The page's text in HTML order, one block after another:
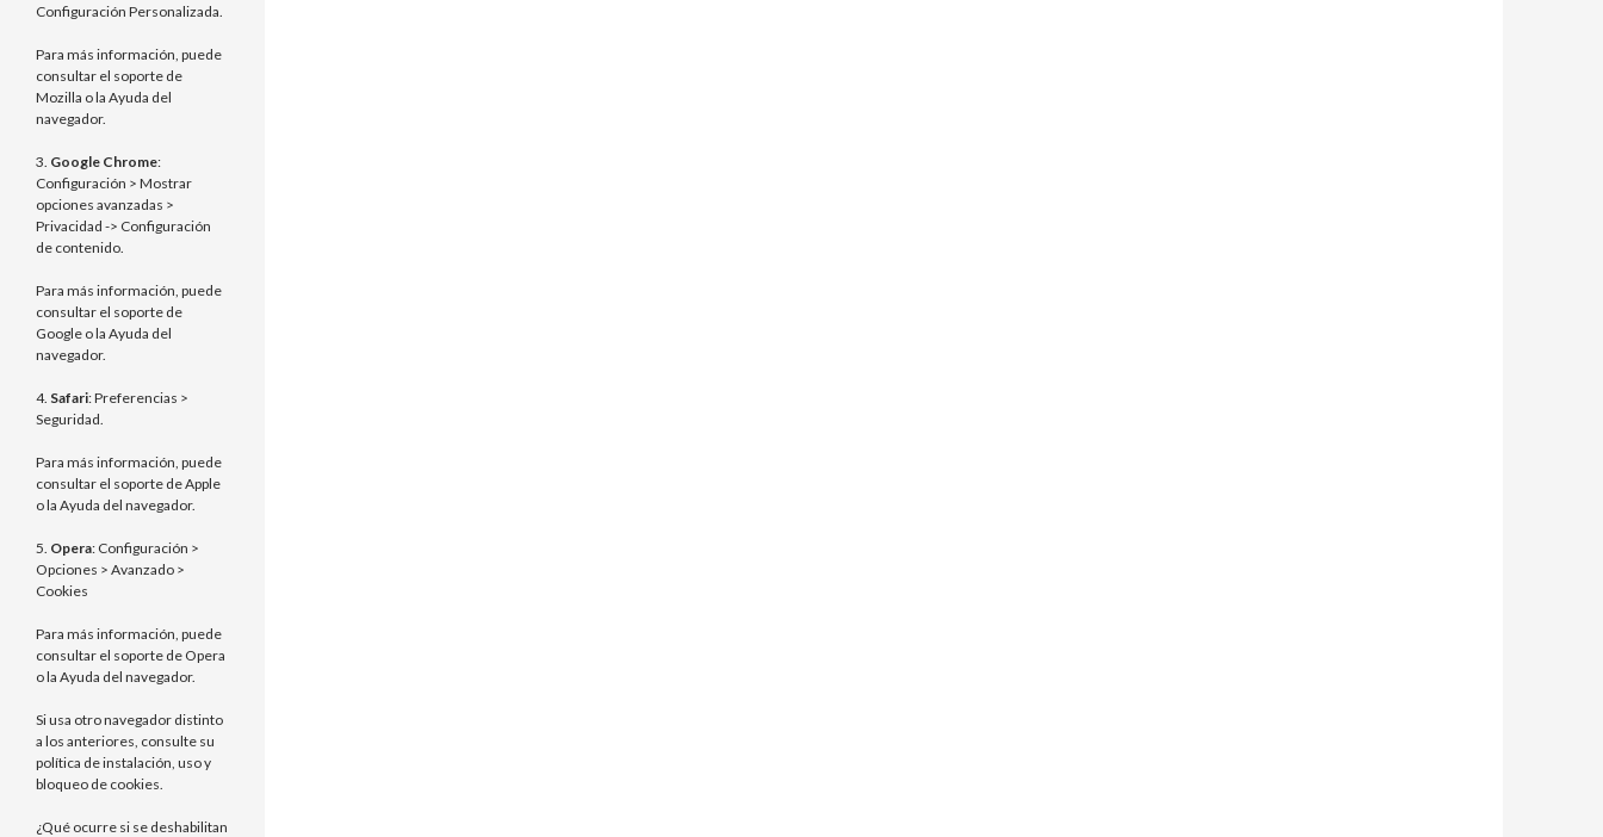
Configuración Personalizada.
Para más información, puede
consultar el soporte de
Mozilla o la Ayuda del
navegador.
3. Google Chrome:
Configuración > Mostrar
opciones avanzadas >
Privacidad -> Configuración
de contenido.
Para más información, puede
consultar el soporte de
Google o la Ayuda del
navegador.
4. Safari: Preferencias >
Seguridad.
Para más información, puede
consultar el soporte de Apple
o la Ayuda del navegador.
5. Opera: Configuración >
Opciones > Avanzado >
Cookies
Para más información, puede
consultar el soporte de Opera
o la Ayuda del navegador.
Si usa otro navegador distinto
a los anteriores, consulte su
política de instalación, uso y
bloqueo de cookies.
¿Qué ocurre si se deshabilitan